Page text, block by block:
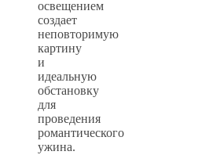
освещением
создает
неповторимую
картину
и
идеальную
обстановку
для
проведения
романтического
ужина.